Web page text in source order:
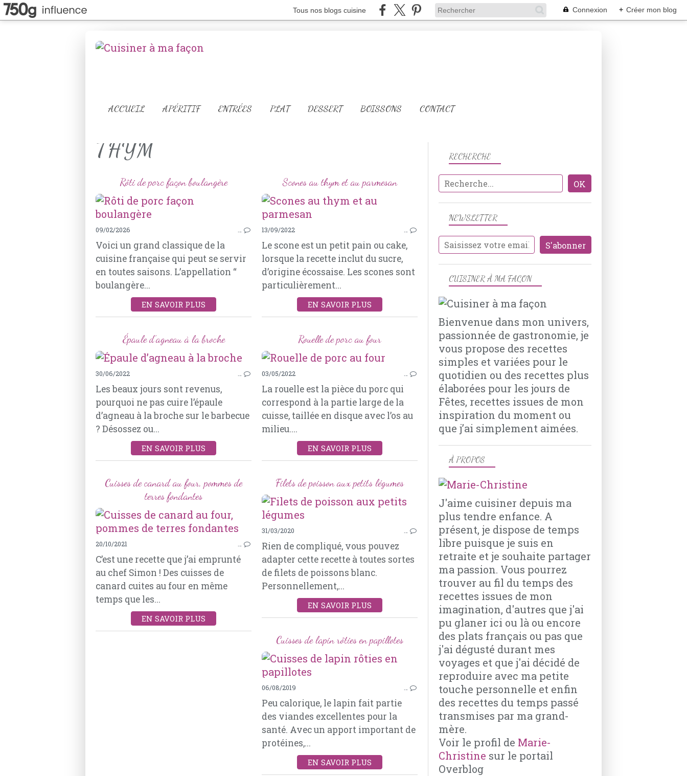
Tous nos blogs cuisine Connexion + Créer mon blog
ACCUEIL APÉRITIF ENTRÉES PLAT DESSERT BOISSONS CONTACT
THYM
Rôti de porc façon boulangère
OIGNONS
BOUILLON DE VOLAILLE
ROMARIN
THYM
ROTI DE PORC
09/02/2026
Voici un grand classique de la
cuisine française qui peut se servir
en toutes saisons. L’appellation “
boulangère...
EN SAVOIR PLUS
Scones au thym et au parmesan
BISCUITS APÉRITIF
YAOURT NATURE
13/09/2022
Le scone est un petit pain ou cake,
lorsque la recette inclut du sucre,
d’origine écossaise. Les scones sont
particulièrement...
EN SAVOIR PLUS
Épaule d’agneau à la broche
VIANDES
MIEL
THYM
LAURIER
BOUILLON DE MOUTON
30/06/2022
Les beaux jours sont revenus,
pourquoi ne pas cuire l’épaule
d’agneau à la broche sur le barbecue
? Désossez ou...
EN SAVOIR PLUS
Rouelle de porc au four
VIANDES
ROUELLE DE PORC
THYM
SAUGE
AIL
POMMES DE TERRE
03/05/2022
La rouelle est la pièce du porc qui
correspond à la partie large de la
cuisse, taillée en disque avec l’os au
milieu....
EN SAVOIR PLUS
Cuisses de canard au four, pommes de
terres fondantes
CUISSES DE CANARD
POMMES DE TERRE
THYM
OIGNON ROUGE
20/10/2021
C’est une recette que j’ai emprunté
au chef Simon ! Des cuisses de
canard cuites au four en même
temps que les...
EN SAVOIR PLUS
Filets de poisson aux petits légumes
POISSONS ET CRUSTACÉS
CABILLAUD
CAROTTES
POIREAU
FENOUIL
THYM
31/03/2020
Rien de compliqué, vous pouvez
adapter cette recette à toutes sortes
de filets de poissons blanc.
Personnellement,...
EN SAVOIR PLUS
Cuisses de lapin rôties en papillotes
VIANDES
LAPIN
PAPILLOTTE
THYM
06/08/2019
Peu calorique, le lapin fait partie
des viandes excellentes pour la
santé. Avec un apport important de
protéines,...
EN SAVOIR PLUS
NEWSLETTER
RECHERCHE
CUISINER À MA FAÇON
Bienvenue dans mon univers,
passionnée de gastronomie, je
vous propose des recettes
simples et variées pour le
quotidien ou des recettes plus
élaborées pour les jours de
Fêtes, recettes issues de mon
inspiration du moment ou
que j’ai simplement aimées.
À PROPOS
J'aime cuisiner depuis ma
plus tendre enfance. A
présent, je dispose de temps
libre puisque je suis en
retraite et je souhaite partager
ma passion. Vous pourrez
trouver au fil du temps des
recettes issues de mon
imagination, d'autres que j'ai
pu glaner ici ou là ou encore
des plats français ou pas que
j'ai dégusté durant mes
voyages et que j'ai décidé de
reproduire avec ma petite
touche personnelle et enfin
des recettes du temps passé
transmises par ma grand-
mère.
Voir le profil de Marie-
Christine sur le portail
Overblog